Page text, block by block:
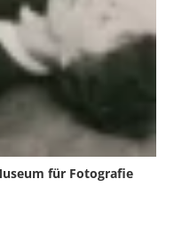
für Fotografie